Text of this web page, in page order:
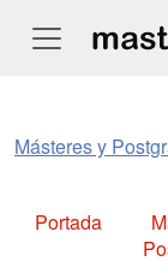
Másteres y
Portada